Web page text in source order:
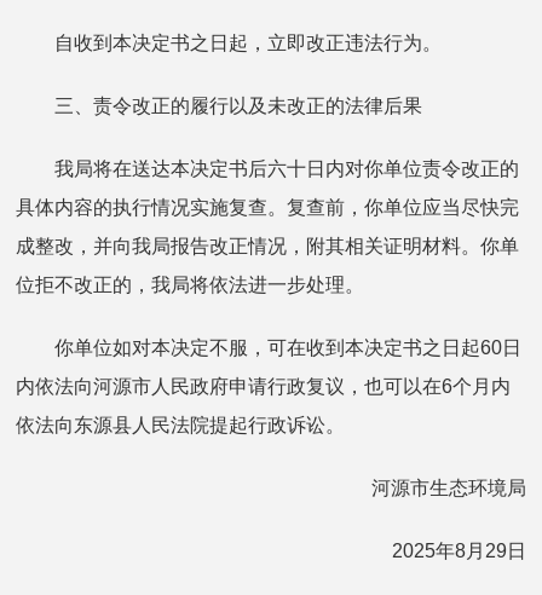
自收到本决定书之日起，立即改正违法行为。
三、责令改正的履行以及未改正的法律后果
我局将在送达本决定书后六十日内对你单位责令改正的
具体内容的执行情况实施复查。复查前，你单位应当尽快完
成整改，并向我局报告改正情况，附其相关证明材料。你单
位拒不改正的，我局将依法进一步处理。
你单位如对本决定不服，可在收到本决定书之日起60日
内依法向河源市人民政府申请行政复议，也可以在6个月内
依法向东源县人民法院提起行政诉讼。
河源市生态环境局
2025年8月29日